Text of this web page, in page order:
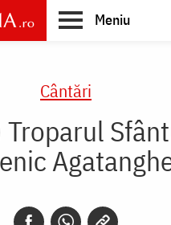
Meniu
Cântări
Troparul